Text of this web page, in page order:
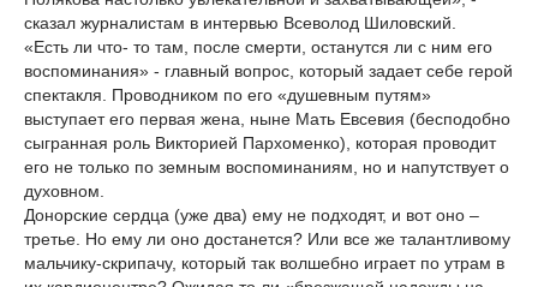
сказал журналистам в интервью Всеволод Шиловский.
«Есть ли что- то там, после смерти, останутся ли с ним его
воспоминания» - главный вопрос, который задает себе герой
спектакля. Проводником по его «душевным путям»
выступает его первая жена, ныне Мать Евсевия (бесподобно
сыгранная роль Викторией Пархоменко), которая проводит
его не только по земным воспоминаниям, но и напутствует о
духовном.
Донорские сердца (уже два) ему не подходят, и вот оно –
третье. Но ему ли оно достанется? Или все же талантливому
мальчику-скрипачу, который так волшебно играет по утрам в